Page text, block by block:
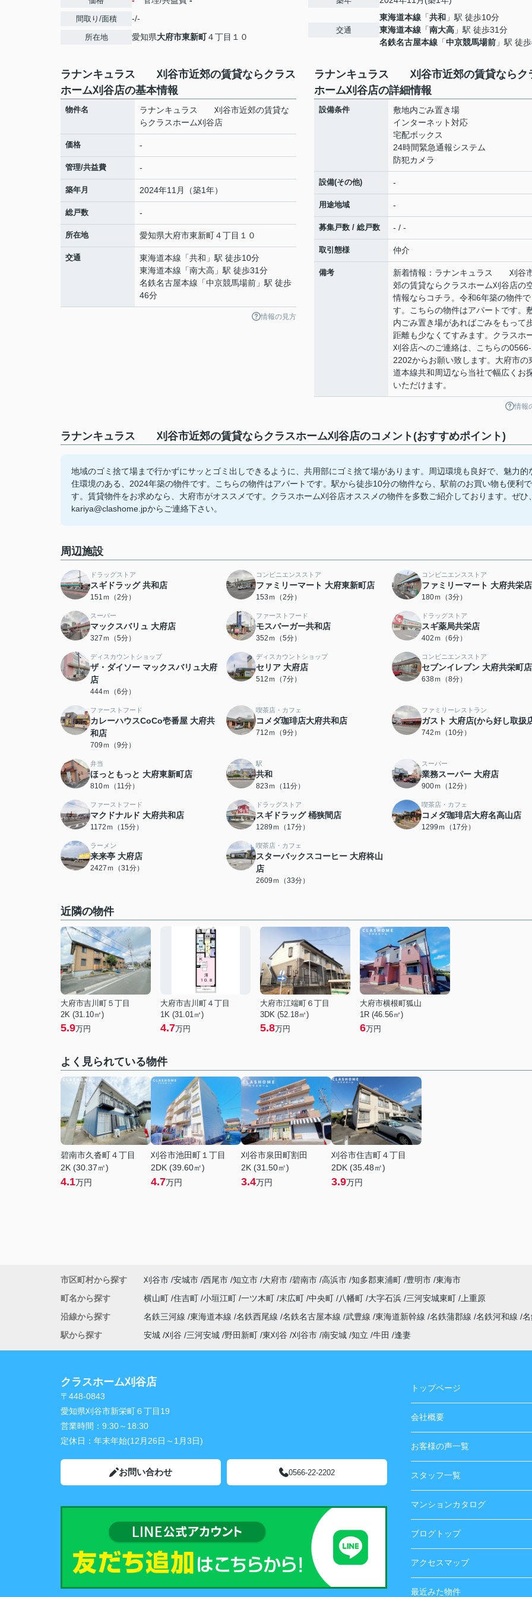
間取り/面積 -/-
所在地 愛知県大府市東新町４丁目１０
交通
東海道本線 「共和 」駅 徒歩10分
東海道本線 「南大高 」駅 徒歩31分
名鉄名古屋本線 「中京競馬場前 」駅 徒
ラナンキュラス 刈谷市近郊の賃貸ならクラス
ホーム刈谷店の基本情報
物件名
ラナンキュラス 刈谷市近郊の賃貸な
らクラスホーム刈谷店
価格 -
管理/共益費 -
築年月 2024年11月（築1年）
総戸数 -
所在地 愛知県大府市東新町４丁目１０
交通 東海道本線 「共和 」駅 徒歩10分
東海道本線 「南大高 」駅 徒歩31分
名鉄名古屋本線 「中京競馬場前 」駅 徒歩
46分
情報の見方
ラナンキュラス 刈谷市近郊の賃貸ならク
ホーム刈谷店の詳細情報
設備条件
敷地内ごみ置き場
インターネット対応
宅配ボックス
24時間緊急通報システム
防犯カメラ
設備(その他) -
用途地域 -
募集戸数 / 総戸数 - / -
取引態様 仲介
備考
新着情報：ラナンキュラス 刈谷
郊の賃貸ならクラスホーム刈谷店の
情報ならコチラ。令和6年築の物件で
す。こちらの物件はアパートです。
内ごみ置き場があればごみをもって
距離も少なくてすみます。クラスホ
刈谷店へのご連絡は、こちらの
2202からお願い致します。大府市の
道本線共和周辺なら当社で幅広くお
いただけます。
情報
ラナンキュラス 刈谷市近郊の賃貸ならクラスホーム刈谷店のコメント(おすすめポイント)
地域のゴミ捨て場まで行かずにサッとゴミ出しできるように、共用部にゴミ捨て場があります。周辺環境も良好で、魅力的
住環境のある、2024年築の物件です。こちらの物件はアパートです。駅から徒歩10分の物件なら、駅前のお買い物も便利で
す。賃貸物件をお求めなら、大府市がオススメです。クラスホーム刈谷店オススメの物件を多数ご紹介しております。ぜひ
kariya@clashome.jpからご連絡下さい。
周辺施設
ドラッグストア
スギドラッグ 共和店
151ｍ（2分）
コンビニエンスストア
ファミリーマート 大府東新町店
153ｍ（2分）
コンビニエンスストア
ファミリーマート 大府共栄店
180ｍ（3分）
スーパー
マックスバリュ 大府店
327ｍ（5分）
ファーストフード
モスバーガー共和店
352ｍ（5分）
ドラッグストア
スギ薬局共栄店
402ｍ（6分）
ディスカウントショップ
ザ・ダイソー マックスバリュ大府
店
444ｍ（6分）
ディスカウントショップ
セリア 大府店
512ｍ（7分）
コンビニエンスストア
セブンイレブン 大府共栄町店
638ｍ（8分）
ファーストフード
カレーハウスCoCo壱番屋 大府共
和店
709ｍ（9分）
喫茶店・カフェ
コメダ珈琲店大府共和店
712ｍ（9分）
ファミリーレストラン
ガスト 大府店(から好し取扱
742ｍ（10分）
弁当
ほっともっと 大府東新町店
810ｍ（11分）
駅
共和
823ｍ（11分）
スーパー
業務スーパー 大府店
900ｍ（12分）
ファーストフード
マクドナルド 大府共和店
1172ｍ（15分）
ドラッグストア
スギドラッグ 桶狭間店
1289ｍ（17分）
喫茶店・カフェ
コメダ珈琲店大府名高山店
1299ｍ（17分）
ラーメン
来来亭 大府店
2427ｍ（31分）
喫茶店・カフェ
スターバックスコーヒー 大府柊山
店
2609ｍ（33分）
近隣の物件
大府市吉川町５丁目
2K (31.10㎡)
5.9万円
大府市吉川町４丁目
1K (31.01㎡)
4.7万円
大府市江端町６丁目
3DK (52.18㎡)
5.8万円
大府市横根町狐山
1R (46.56㎡)
6万円
よく見られている物件
碧南市久沓町４丁目
2K (30.37㎡)
4.1万円
刈谷市池田町１丁目
2DK (39.60㎡)
4.7万円
刈谷市泉田町割田
2K (31.50㎡)
3.4万円
刈谷市住吉町４丁目
2DK (35.48㎡)
3.9万円
市区町村から探す 刈谷市 安城市 西尾市 知立市 大府市 碧南市 高浜市 知多郡東浦町 豊明市 東海市
町名から探す
横山町 住吉町 小垣江町 一ツ木町 末広町 中央町 八幡町 大字石浜 三河安城東町
上重原
沿線から探す
名鉄三河線 東海道本線 名鉄西尾線 名鉄名古屋本線 武豊線 東海道新幹線 名鉄蒲郡線 名鉄河和線
駅から探す
安城 刈谷 三河安城 野田新町 東刈谷 刈谷市 南安城 知立 牛田 逢妻
クラスホーム刈谷店
〒448-0843
愛知県刈谷市新栄町６丁目19
営業時間： 9:30～18:30
定休日： 年末年始(12月26日～1月3日)
お問い合わせ 0566-22-2202
トップページ
会社概要
お客様の声一覧
スタッフ一覧
マンションカタログ
ブログトップ
アクセスマップ
最近みた物件